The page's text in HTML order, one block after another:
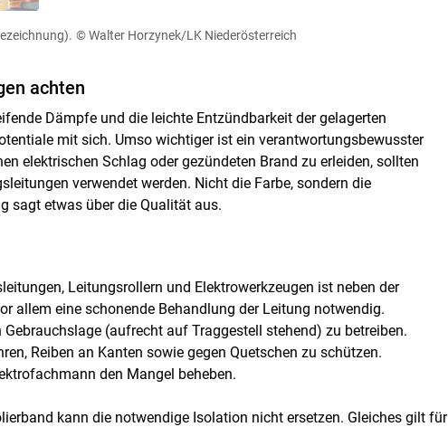
© Walter Horzynek/LK Niederösterreich
achten
Dämpfe und die leichte Entzündbarkeit der gelagerten
mit sich. Umso wichtiger ist ein verantwortungsbewusster
elektrischen Schlag oder gezündeten Brand zu erleiden, sollten
verwendet werden. Nicht die Farbe, sondern die
sagt etwas über die Qualität aus.
Leitungsrollern und Elektrowerkzeugen ist neben der
allem eine schonende Behandlung der Leitung notwendig.
(aufrecht auf Traggestell stehend) zu betreiben.
Reiben an Kanten sowie gegen Quetschen zu schützen.
den Mangel beheben.
kann die notwendige Isolation nicht ersetzen. Gleiches gilt für